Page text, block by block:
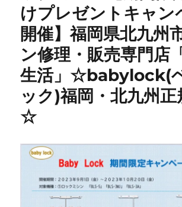
けプレゼントキャン
開催】福岡県北九州
ン修理・販売専門店
生活」☆babylock(
ック)福岡・北九州正
☆